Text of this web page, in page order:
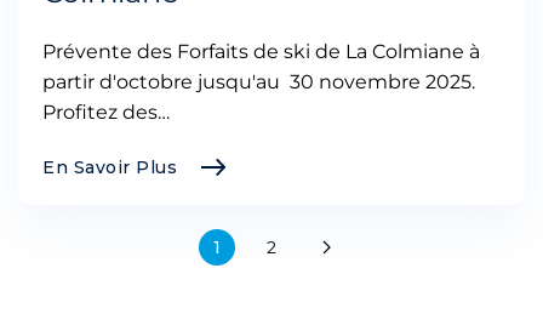
Prévente des Forfaits de ski de La Colmiane à
partir d'octobre jusqu'au 30 novembre 2025.
Profitez des…
En Savoir Plus
1 2